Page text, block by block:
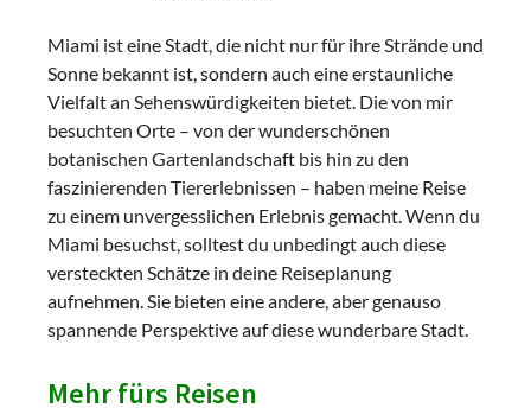
Miami ist eine Stadt, die nicht nur für ihre Strände und
Sonne bekannt ist, sondern auch eine erstaunliche
Vielfalt an Sehenswürdigkeiten bietet. Die von mir
besuchten Orte – von der wunderschönen
botanischen Gartenlandschaft bis hin zu den
faszinierenden Tiererlebnissen – haben meine Reise
zu einem unvergesslichen Erlebnis gemacht. Wenn du
Miami besuchst, solltest du unbedingt auch diese
versteckten Schätze in deine Reiseplanung
aufnehmen. Sie bieten eine andere, aber genauso
spannende Perspektive auf diese wunderbare Stadt.
Mehr fürs Reisen